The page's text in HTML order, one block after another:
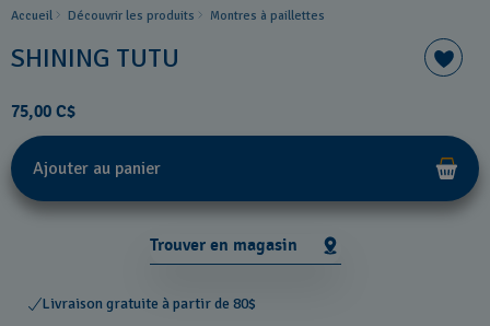
Accueil Découvrir les produits Montres à paillettes
SHINING TUTU
75,00 C$
Ajouter au panier
Trouver en magasin
Livraison gratuite à partir de 80$